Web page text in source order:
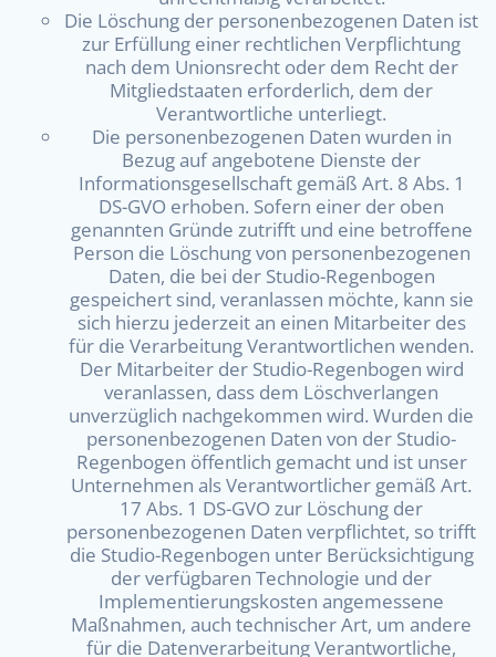
Die Löschung der personenbezogenen Daten ist
zur Erfüllung einer rechtlichen Verpflichtung
nach dem Unionsrecht oder dem Recht der
Mitgliedstaaten erforderlich, dem der
Verantwortliche unterliegt.
Die personenbezogenen Daten wurden in
Bezug auf angebotene Dienste der
Informationsgesellschaft gemäß Art. 8 Abs. 1
DS-GVO erhoben. Sofern einer der oben
genannten Gründe zutrifft und eine betroffene
Person die Löschung von personenbezogenen
Daten, die bei der Studio-Regenbogen
gespeichert sind, veranlassen möchte, kann sie
sich hierzu jederzeit an einen Mitarbeiter des
für die Verarbeitung Verantwortlichen wenden.
Der Mitarbeiter der Studio-Regenbogen wird
veranlassen, dass dem Löschverlangen
unverzüglich nachgekommen wird. Wurden die
personenbezogenen Daten von der Studio-
Regenbogen öffentlich gemacht und ist unser
Unternehmen als Verantwortlicher gemäß Art.
17 Abs. 1 DS-GVO zur Löschung der
personenbezogenen Daten verpflichtet, so trifft
die Studio-Regenbogen unter Berücksichtigung
der verfügbaren Technologie und der
Implementierungskosten angemessene
Maßnahmen, auch technischer Art, um andere
für die Datenverarbeitung Verantwortliche,